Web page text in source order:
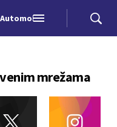
Automobili
mrežama